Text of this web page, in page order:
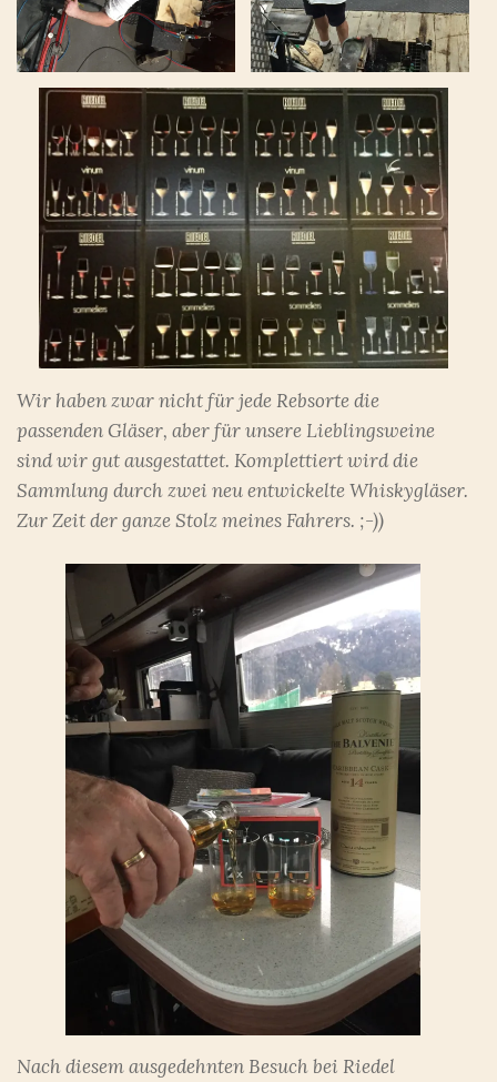
Wir haben zwar nicht für jede Rebsorte die
passenden Gläser, aber für unsere Lieblingsweine
sind wir gut ausgestattet. Komplettiert wird die
Sammlung durch zwei neu entwickelte Whiskygläser.
Zur Zeit der ganze Stolz meines Fahrers. ;-))
Nach diesem ausgedehnten Besuch bei Riedel